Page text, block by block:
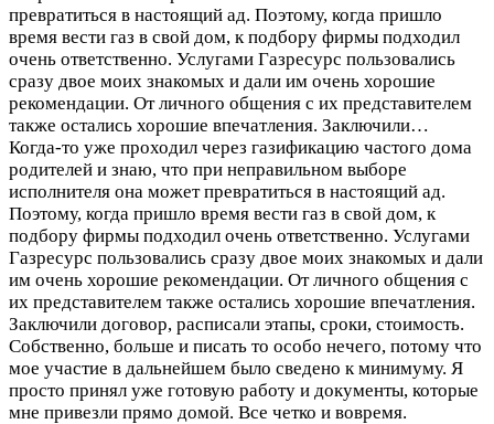
превратиться в настоящий ад. Поэтому, когда пришло
время вести газ в свой дом, к подбору фирмы подходил
очень ответственно. Услугами Газресурс пользовались
сразу двое моих знакомых и дали им очень хорошие
рекомендации. От личного общения с их представителем
также остались хорошие впечатления. Заключили…
Когда-то уже проходил через газификацию частого дома
родителей и знаю, что при неправильном выборе
исполнителя она может превратиться в настоящий ад.
Поэтому, когда пришло время вести газ в свой дом, к
подбору фирмы подходил очень ответственно. Услугами
Газресурс пользовались сразу двое моих знакомых и дали
им очень хорошие рекомендации. От личного общения с
их представителем также остались хорошие впечатления.
Заключили договор, расписали этапы, сроки, стоимость.
Собственно, больше и писать то особо нечего, потому что
мое участие в дальнейшем было сведено к минимуму. Я
просто принял уже готовую работу и документы, которые
мне привезли прямо домой. Все четко и вовремя.